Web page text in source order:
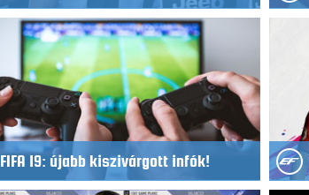
FIFA 19: újabb kiszivárgott infók!